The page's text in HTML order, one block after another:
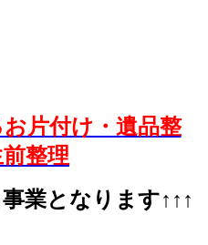
片付け・遺品整
整理
業となります↑↑↑